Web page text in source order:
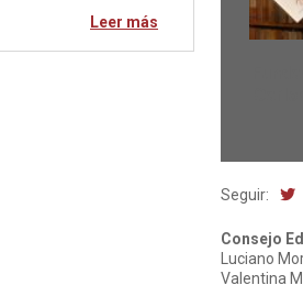
Leer más
Seguir:
Consejo